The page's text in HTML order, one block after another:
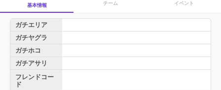
基本情報 チーム イベント
ガチエリア
ガチヤグラ
ガチホコ
ガチアサリ
フレンドコー
ド